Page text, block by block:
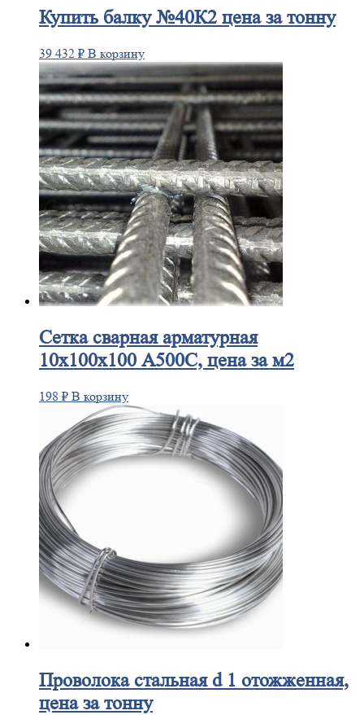
Купитьбалку №40К2 цена за тонну
39 432 ₽ В корзину
Сеткасварная арматурная
10х100х100 А500С, цена за м2
198 ₽ В корзину
Проволокастальная d 1 отожженная,
цена за тонну